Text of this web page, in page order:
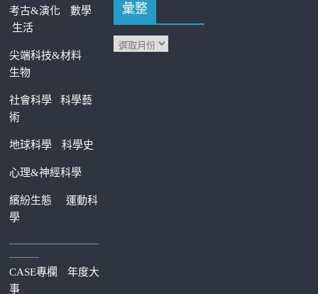
考古&演化
數學
生活
尖端科技&材料
生物
社會科學科學藝
術
地球科學 科學史
心理&神經科學
繽紛生態運動科
學
—————————
———
CASE專欄
年度大
事
彙整